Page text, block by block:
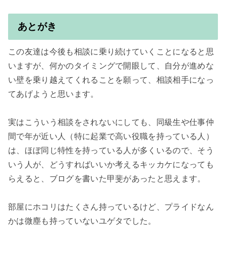
あとがき
この友達は今後も相談に乗り続けていくことになると思
いますが、何かのタイミングで開眼して、自分が進めな
い壁を乗り越えてくれることを願って、相談相手になっ
てあげようと思います。
実はこういう相談をされないにしても、同級生や仕事仲
間で年が近い人（特に起業で高い役職を持っている人）
は、ほぼ同じ特性を持っている人が多くいるので、そう
いう人が、どうすればいいか考えるキッカケになっても
らえると、ブログを書いた甲斐があったと思えます。
部屋にホコリはたくさん持っているけど、プライドなん